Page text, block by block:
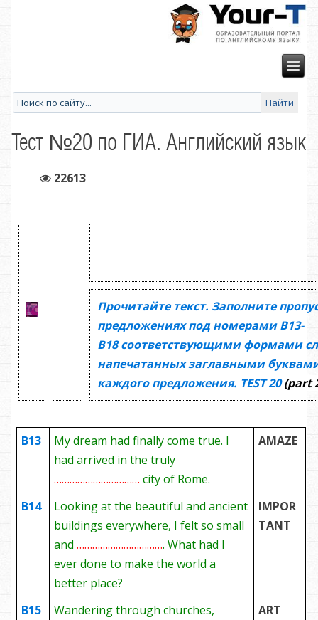
Тест №20 по ГИА. Английский язык
22613
Прочитайте текст. Заполните
предложениях под номерамиВ13-
В18соответствующими формами
напечатанных заглавными
каждого предложения. TEST20(part
B13
My dream had finally come true. I
had arrived in the truly
…………………………… city of Rome.
AMAZE
B14
Looking at the beautiful and ancient
buildings everywhere, I felt so small
and ……………………………. What had I
ever done to make the world a
better place?
IMPOR
TANT
B15
Wandering through churches,
ART